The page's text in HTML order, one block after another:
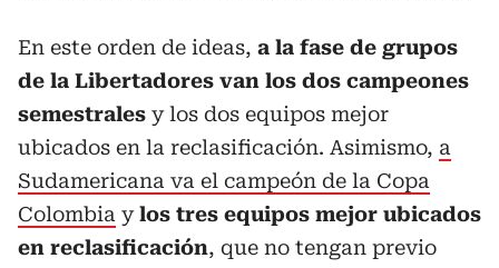
En este orden de ideas, a la fase de grupos
de la Libertadores van los dos campeones
semestrales y los dos equipos mejor
ubicados en la reclasificación. Asimismo, a
Sudamericana va el campeón de la Copa
Colombia ylos tres equipos mejor ubicados
en reclasificación, que no tengan previo